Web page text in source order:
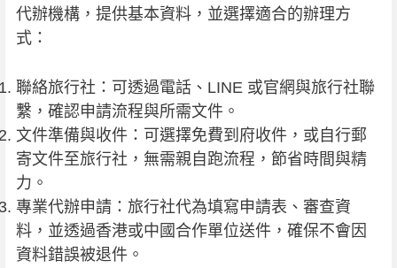
代辦機構，提供基本資料，並選擇適合的辦理方
式：
聯絡旅行社：可透過電話、LINE 或官網與旅行社聯
繫，確認申請流程與所需文件。
文件準備與收件：可選擇免費到府收件，或自行郵
寄文件至旅行社，無需親自跑流程，節省時間與精
力。
專業代辦申請：旅行社代為填寫申請表、審查資
料，並透過香港或中國合作單位送件，確保不會因
資料錯誤被退件。